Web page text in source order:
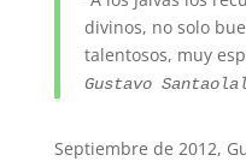
divinos, no solo
talentosos, muy
Gustavo
Septiembre de 2012,